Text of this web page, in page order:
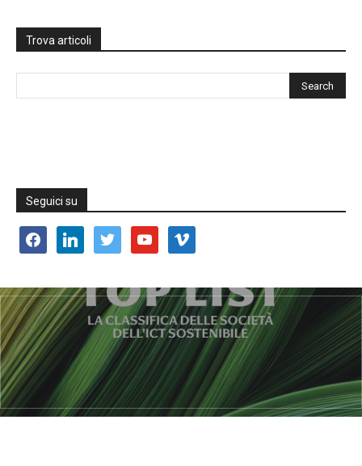
Trova articoli
Seguici su
facebooklinkedin twitter youtube vimeo